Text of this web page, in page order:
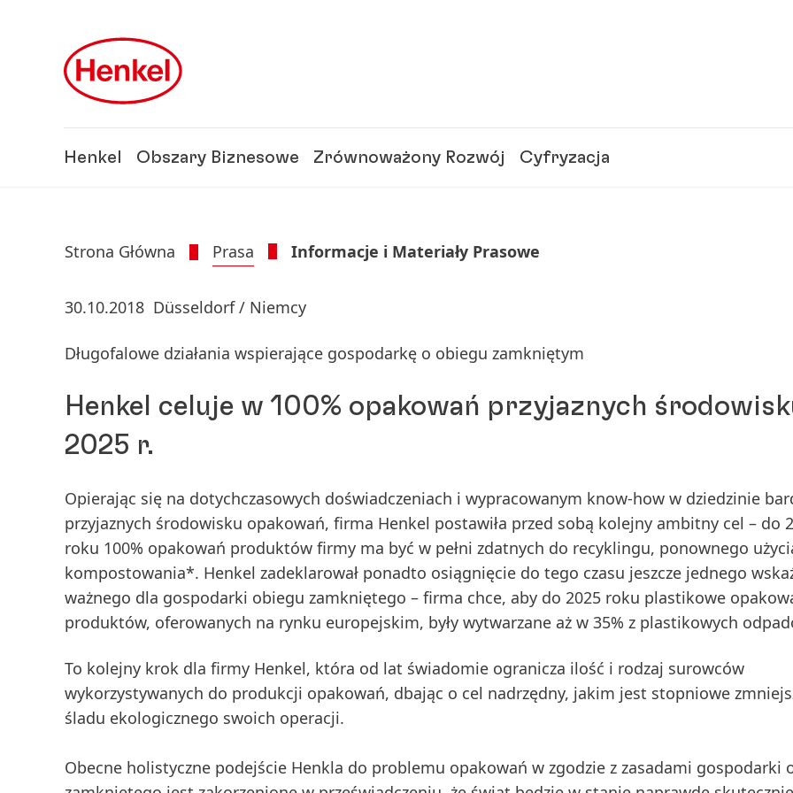
Henkel Obszary Biznesowe Zrównoważony Rozwój Cyfryzacja
Strona Główna Prasa Informacje i Materiały Prasowe
30.10.2018 Düsseldorf / Niemcy
Długofalowe działania wspierające gospodarkę o obiegu zamkniętym
Henkel celuje w 100% opakowań przyjaznych
2025 r.
Opierając się na dotychczasowych doświadczeniach i wypracowanym know-how w dziedzinie
przyjaznych środowisku opakowań, firma Henkel postawiła przed sobą kolejny ambitny cel – do
roku 100% opakowań produktów firmy ma być w pełni zdatnych do recyklingu, ponownego
kompostowania*. Henkel zadeklarował ponadto osiągnięcie do tego czasu jeszcze jednego
ważnego dla gospodarki obiegu zamkniętego – firma chce, aby do 2025 roku plastikowe
produktów, oferowanych na rynku europejskim, były wytwarzane aż w 35% z plastikowych
To kolejny krok dla firmy Henkel, która od lat świadomie ogranicza ilość i rodzaj surowców
wykorzystywanych do produkcji opakowań, dbając o cel nadrzędny, jakim jest stopniowe
śladu ekologicznego swoich operacji.
Obecne holistyczne podejście Henkla do problemu opakowań w zgodzie z zasadami gospodarki